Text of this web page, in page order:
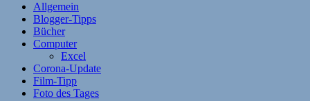
Allgemein
Blogger-Tipps
Bücher
Computer
Excel
Corona-Update
Film-Tipp
Foto des Tages